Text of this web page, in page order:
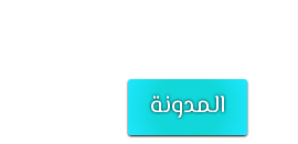
المدونة